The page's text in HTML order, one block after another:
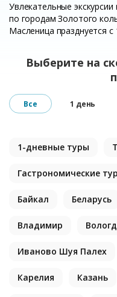
Увлекательные
по городам Золотого
Масленица празднуется
Выберите на
Все 1 день
1-дневные туры
Гастрономические
Байкал Беларусь
Владимир
Иваново Шуя Палех
Карелия Казань